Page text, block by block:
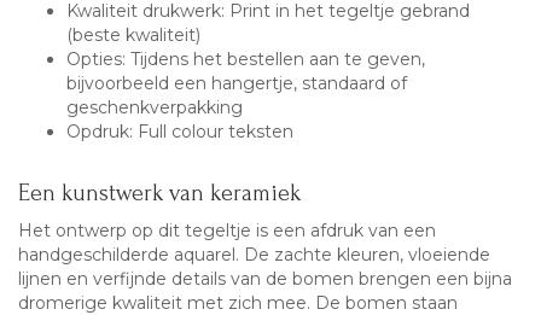
Kwaliteit drukwerk: Print in het tegeltje gebrand
(beste kwaliteit)
Opties: Tijdens het bestellen aan te geven,
bijvoorbeeld een hangertje, standaard of
geschenkverpakking
Opdruk: Full colour teksten
Een kunstwerk van keramiek
Het ontwerp op dit tegeltje is een afdruk van een
handgeschilderde aquarel. De zachte kleuren, vloeiende
lijnen en verfijnde details van de bomen brengen een bijna
dromerige kwaliteit met zich mee. De bomen staan